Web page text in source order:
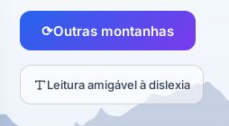
⟳Outras montanhas
Leitura amigável à dislexia